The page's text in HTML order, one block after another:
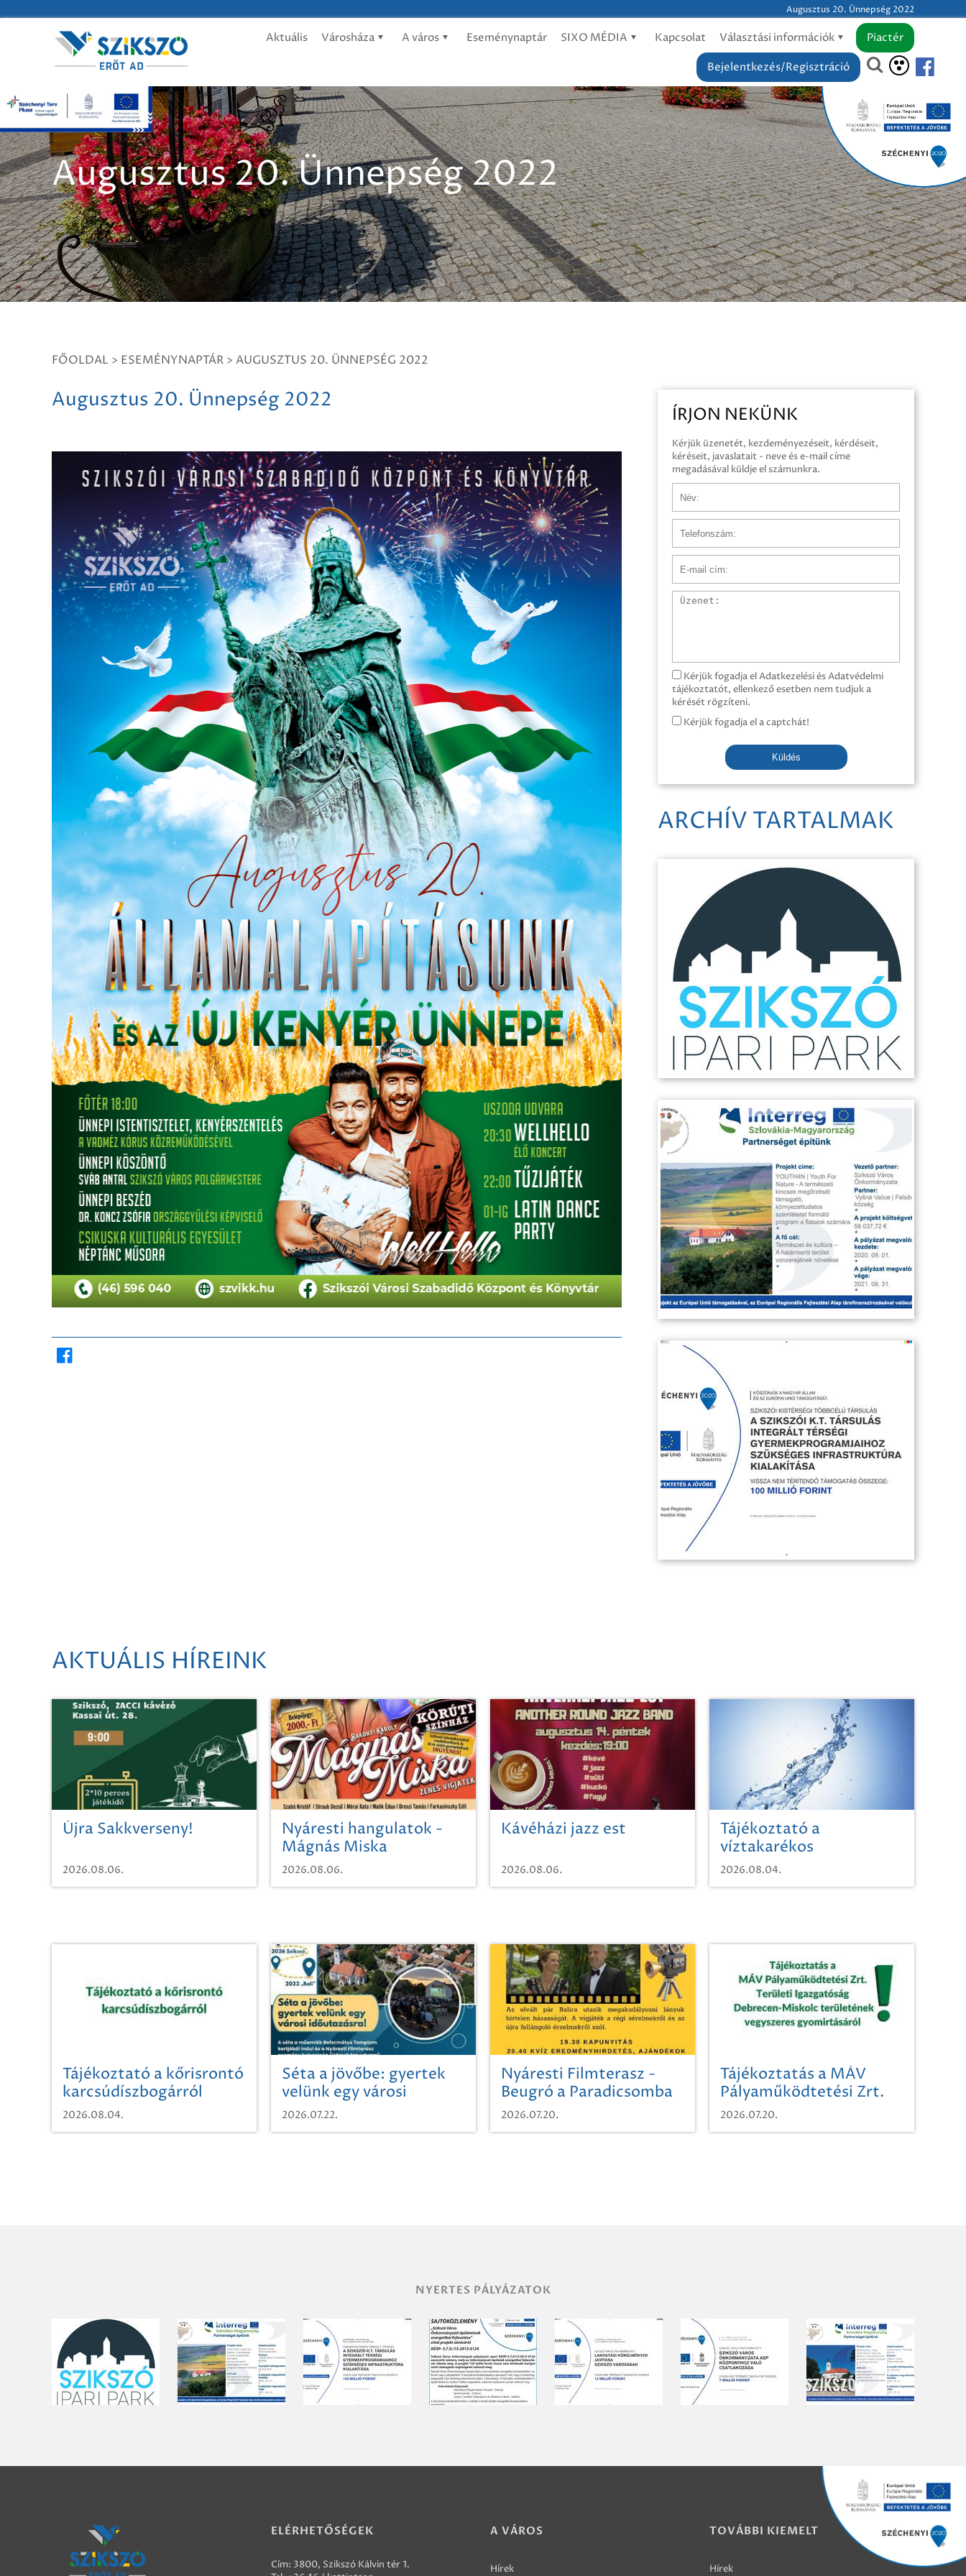
Augusztus 20. Ünnepség 2022
Aktuális Városháza A város Eseménynaptár SIXO MÉDIA Kapcsolat Választási információk
Piactér
Bejelentkezés/Regisztráció
Augusztus 20. Ünnepség 2022
FŐOLDAL > ESEMÉNYNAPTÁR > AUGUSZTUS 20. ÜNNEPSÉG 2022
Augusztus 20. Ünnepség 2022
ÍRJON NEKÜNK
Kérjük üzenetét, kezdeményezéseit, kérdéseit,
kéréseit, javaslatait - neve és e-mail címe
megadásával küldje el számunkra.
Üzenet
Kérjük fogadja el Adatkezelési és Adatvédelmi
tájékoztatót, ellenkező esetben nem tudjuk a
kérését rögzíteni.
Kérjük fogadja el a captchát!
Küldés
ARCHÍV TARTALMAK
AKTUÁLIS HÍREINK
Újra Sakkverseny!
2026.08.06.
Nyáresti hangulatok -
Mágnás Miska
2026.08.06.
Kávéházi jazz est
2026.08.06.
Tájékoztató a
víztakarékos
vízhasználatról
2026.08.04.
Tájékoztató a kőrisrontó
karcsúdíszbogárról
2026.08.04.
Séta a jövőbe: gyertek
velünk egy városi
időutazásra!
2026.07.22.
Nyáresti Filmterasz -
Beugró a Paradicsomba
2026.07.20.
Tájékoztatás a MÁV
Pályaműködtetési Zrt.
Területi Igazgatóság
Debrecen-Miskolc
2026.07.20.
NYERTES PÁLYÁZATOK
ELÉRHETŐSÉGEK
Cím: 3800, Szikszó Kálvin tér 1.
A VÁROS
Hírek
TOVÁBBI KIEMELT
Hírek